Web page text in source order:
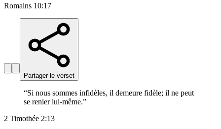
Romains 10:17
Partager le verset
“Si nous sommes infidèles, il demeure fidèle; il ne peut
se renier lui-même.”
2 Timothée 2:13